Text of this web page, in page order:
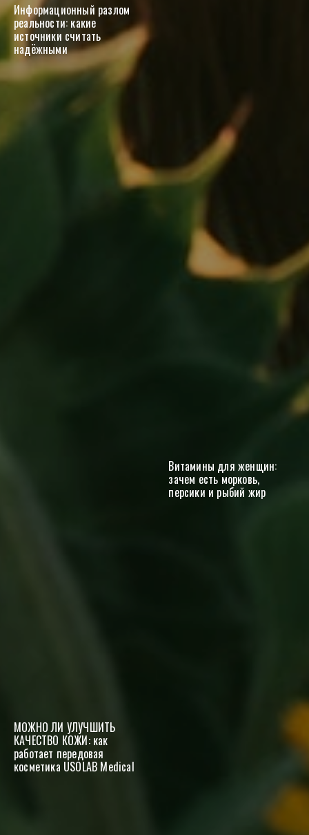
Информационный разлом
реальности: какие
источники считать
надёжными
МОЖНО ЛИ УЛУЧШИТЬ
КАЧЕСТВО КОЖИ: как
работает передовая
косметика USOLAB Medical
Витамины для женщин:
зачем есть морковь,
персики и рыбий жир